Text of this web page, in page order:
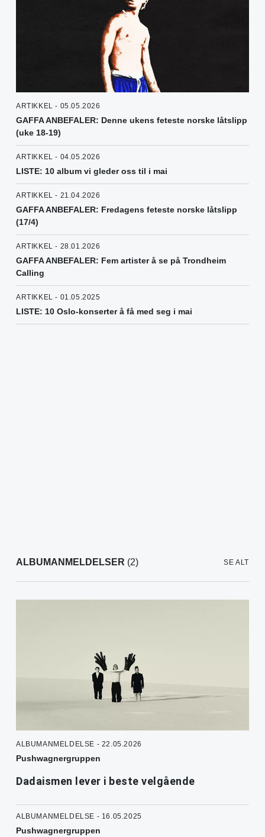
ARTIKKEL - 05.05.2026
GAFFA ANBEFALER: Denne ukens feteste norske låtslipp
(uke 18-19)
ARTIKKEL - 04.05.2026
LISTE: 10 album vi gleder oss til i mai
ARTIKKEL - 21.04.2026
GAFFA ANBEFALER: Fredagens feteste norske låtslipp
(17/4)
ARTIKKEL - 28.01.2026
GAFFA ANBEFALER: Fem artister å se på Trondheim
Calling
ARTIKKEL - 01.05.2025
LISTE: 10 Oslo-konserter å få med seg i mai
ALBUMANMELDELSER (2) SE ALT
ALBUMANMELDELSE - 22.05.2026
Pushwagnergruppen
Dadaismen lever i beste velgående
ALBUMANMELDELSE - 16.05.2025
Pushwagnergruppen